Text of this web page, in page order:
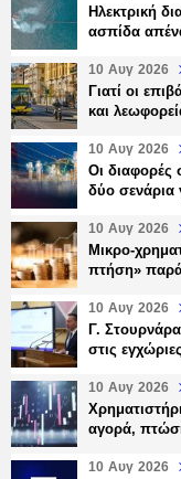
Ηλεκτρική
ασπίδα
10 Αυγ 2026
Γιατί οι
και
10 Αυγ 2026
Οι διαφορές
δύο σενάρια
10 Αυγ 2026
Μικρο-
πτήση»
10 Αυγ 2026
Γ.
στις
10 Αυγ 2026
αγορά,
10 Αυγ 2026